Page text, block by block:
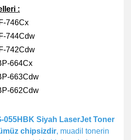
:
746Cx
744Cdw
742Cdw
664Cx
663Cdw
662Cdw
055HBK Siyah LaserJet Toner
chipsizdir, muadil tonerin